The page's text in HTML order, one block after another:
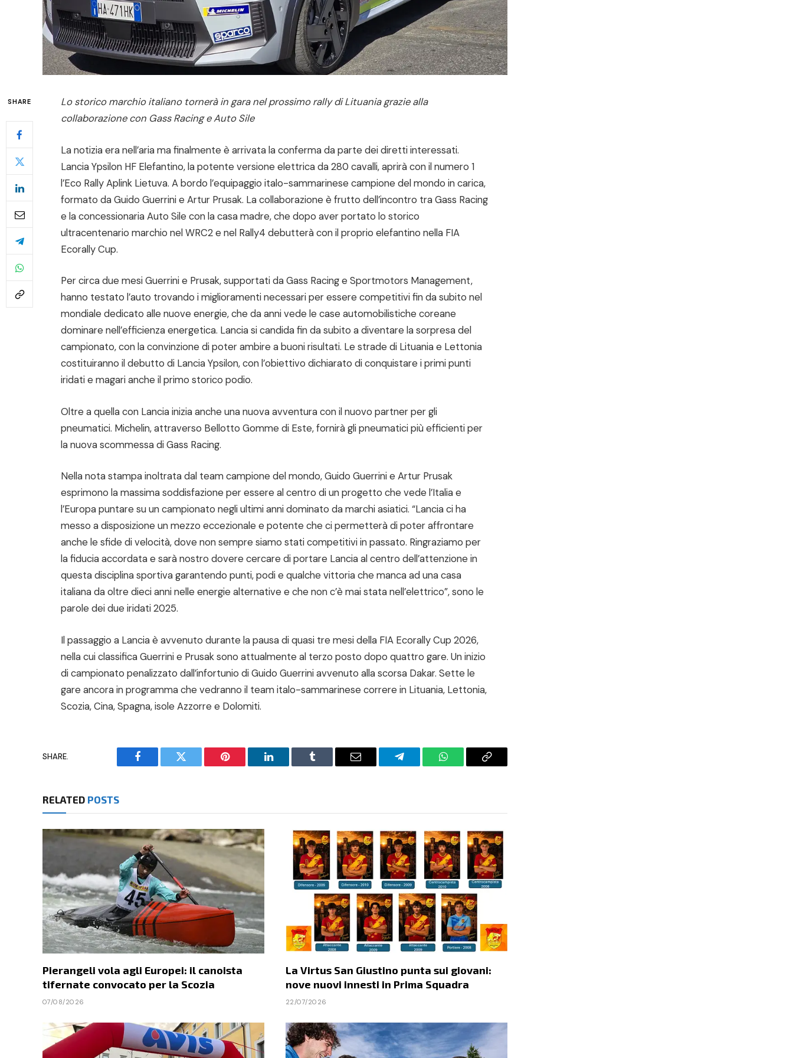
SHARE
Lo storico marchio italiano tornerà in gara nel prossimo rally di Lituania grazie alla
collaborazione con Gass Racing e Auto Sile
La notizia era nell’aria ma finalmente è arrivata la conferma da parte dei diretti interessati.
Lancia Ypsilon HF Elefantino, la potente versione elettrica da 280 cavalli, aprirà con il numero 1
l’Eco Rally Aplink Lietuva. A bordo l’equipaggio italo-sammarinese campione del mondo in carica,
formato da Guido Guerrini e Artur Prusak. La collaborazione è frutto dell’incontro tra Gass Racing
e la concessionaria Auto Sile con la casa madre, che dopo aver portato lo storico
ultracentenario marchio nel WRC2 e nel Rally4 debutterà con il proprio elefantino nella FIA
Ecorally Cup.
Per circa due mesi Guerrini e Prusak, supportati da Gass Racing e Sportmotors Management,
hanno testato l’auto trovando i miglioramenti necessari per essere competitivi fin da subito nel
mondiale dedicato alle nuove energie, che da anni vede le case automobilistiche coreane
dominare nell’efficienza energetica. Lancia si candida fin da subito a diventare la sorpresa del
campionato, con la convinzione di poter ambire a buoni risultati. Le strade di Lituania e Lettonia
costituiranno il debutto di Lancia Ypsilon, con l’obiettivo dichiarato di conquistare i primi punti
iridati e magari anche il primo storico podio.
Oltre a quella con Lancia inizia anche una nuova avventura con il nuovo partner per gli
pneumatici. Michelin, attraverso Bellotto Gomme di Este, fornirà gli pneumatici più efficienti per
la nuova scommessa di Gass Racing.
Nella nota stampa inoltrata dal team campione del mondo, Guido Guerrini e Artur Prusak
esprimono la massima soddisfazione per essere al centro di un progetto che vede l’Italia e
l’Europa puntare su un campionato negli ultimi anni dominato da marchi asiatici. “Lancia ci ha
messo a disposizione un mezzo eccezionale e potente che ci permetterà di poter affrontare
anche le sfide di velocità, dove non sempre siamo stati competitivi in passato. Ringraziamo per
la fiducia accordata e sarà nostro dovere cercare di portare Lancia al centro dell’attenzione in
questa disciplina sportiva garantendo punti, podi e qualche vittoria che manca ad una casa
italiana da oltre dieci anni nelle energie alternative e che non c’è mai stata nell’elettrico”, sono le
parole dei due iridati 2025.
Il passaggio a Lancia è avvenuto durante la pausa di quasi tre mesi della FIA Ecorally Cup 2026,
nella cui classifica Guerrini e Prusak sono attualmente al terzo posto dopo quattro gare. Un inizio
di campionato penalizzato dall’infortunio di Guido Guerrini avvenuto alla scorsa Dakar. Sette le
gare ancora in programma che vedranno il team italo-sammarinese correre in Lituania, Lettonia,
Scozia, Cina, Spagna, isole Azzorre e Dolomiti.
SHARE.
Facebook Twitter Pinterest LinkedIn Tumblr Email Telegram WhatsAppCopy
RELATED POSTS
Pierangeli vola agli Europei: il canoista
tifernate convocato per la Scozia
07/08/2026
La Virtus San Giustino punta sui giovani:
nove nuovi innesti in Prima Squadra
22/07/2026